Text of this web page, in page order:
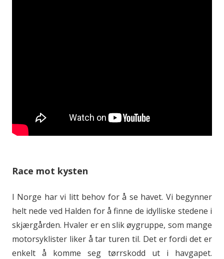
Race mot kysten
I Norge har vi litt behov for å se havet. Vi begynner
helt nede ved Halden for å finne de idylliske stedene i
skjærgården. Hvaler er en slik øygruppe, som mange
motorsyklister liker å tar turen til. Det er fordi det er
enkelt å komme seg tørrskodd ut i havgapet.